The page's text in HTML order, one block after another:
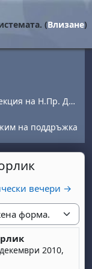
(Влизане)
Лекция на Н.Пр. Джеймс Уорлик
на поддръжка
вечери →
2010,